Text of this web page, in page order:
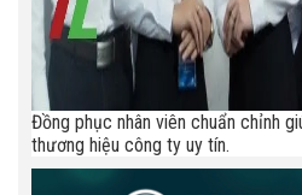
Đồng phục nhân viên chuẩn chỉnh
thương hiệu công ty uy tín.